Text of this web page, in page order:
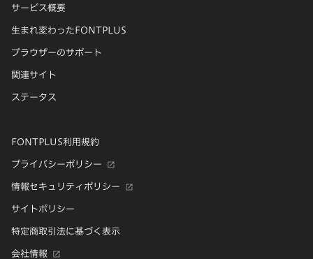
サービス概要
生まれ変わったFONTPLUS
ブラウザーのサポート
関連サイト
ステータス
FONTPLUS利用規約
プライバシーポリシー
情報セキュリティポリシー
サイトポリシー
特定商取引法に基づく表示
会社情報